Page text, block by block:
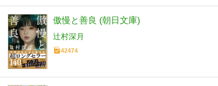
傲慢と善良 (朝日文庫)
辻村深月
42474